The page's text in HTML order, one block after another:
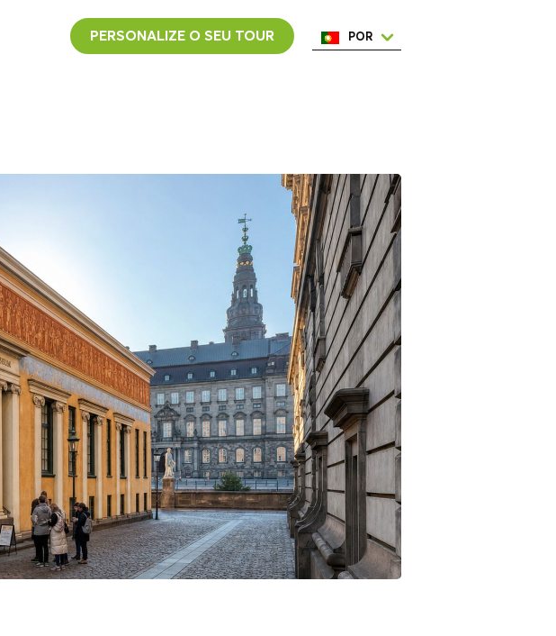
PERSONALIZE O SEU TOUR POR